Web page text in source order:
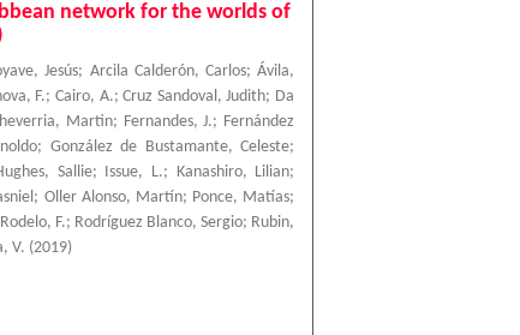
network for the worlds of
Jesús; Arcila Calderón, Carlos;Ávila,
F.; Cairo, A.;Cruz Sandoval, Judith; Da
Martin; Fernandes, J.;
Fernández
; González de Bustamante, Celeste;
Sallie; Issue, L.; Kanashiro, Lilian;
; Oller Alonso, Martín; Ponce, Matías;
Rodelo, F.; Rodríguez Blanco, Sergio; Rubin,
V. (2019)